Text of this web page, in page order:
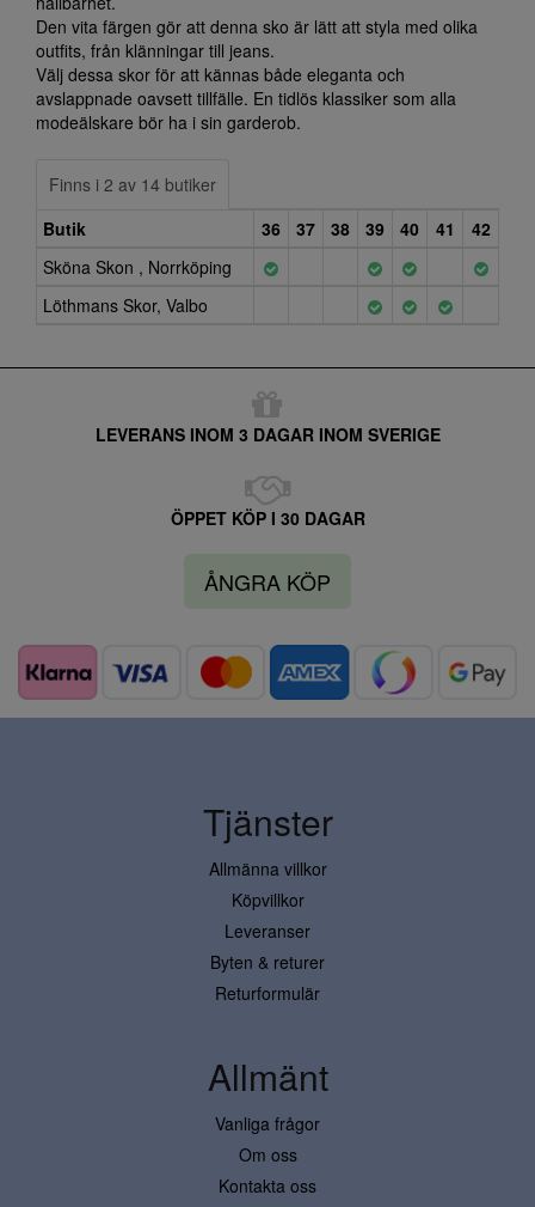
Den vita färgen gör att denna sko är lätt att styla med olika
outfits, från klänningar till jeans.
Välj dessa skor för att kännas både eleganta och
avslappnade oavsett tillfälle. En tidlös klassiker som alla
modeälskare bör ha i sin garderob.
Finns i 2 av 14 butiker
Butik
36 37 38 39 40 41
42
Sköna Skon , Norrköping
Löthmans Skor, Valbo
LEVERANS INOM 3 DAGAR INOM SVERIGE
ÖPPET KÖP I 30 DAGAR
ÅNGRA KÖP
Tjänster
Allmänna villkor
Köpvillkor
Leveranser
Byten & returer
Returformulär
Allmänt
Vanliga frågor
Om oss
Kontakta oss